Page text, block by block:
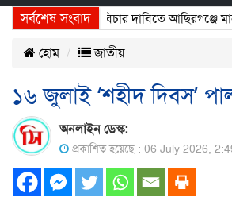
সর্বশেষ সংবাদ
হত্যাকারীদের বিচার দাবিতে আছিরগঞ্জে
হোম জাতীয়
১৬ জুলাই ‘শহীদ দিবস’
অনলাইন ডেস্ক:
প্রকাশিত হয়েছে : 06 July 2026,